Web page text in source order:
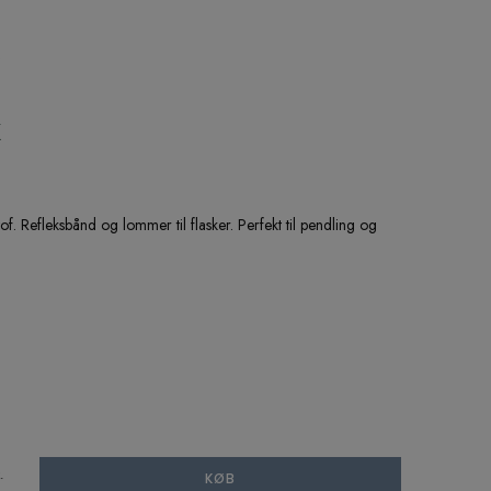
Refleksbånd og lommer til flasker. Perfekt til pendling og
KØB